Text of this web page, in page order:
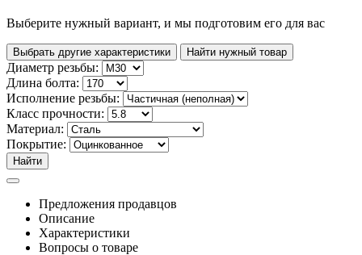
Выберите нужный вариант, и мы подготовим его для вас
Выбрать другие характеристики Найти нужный товар
Диаметр резьбы:
Длина болта:
Исполнение резьбы:
Класс прочности:
Материал:
Покрытие:
Найти
Предложения продавцов
Описание
Характеристики
Вопросы о товаре